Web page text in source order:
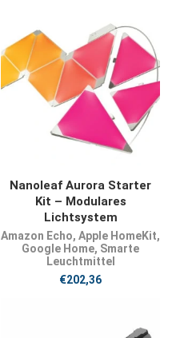
JETZT KAUFEN
Nanoleaf Aurora Starter
Kit – Modulares
Lichtsystem
Amazon Echo, Apple HomeKit,
Google Home, Smarte
Leuchtmittel
€202,36